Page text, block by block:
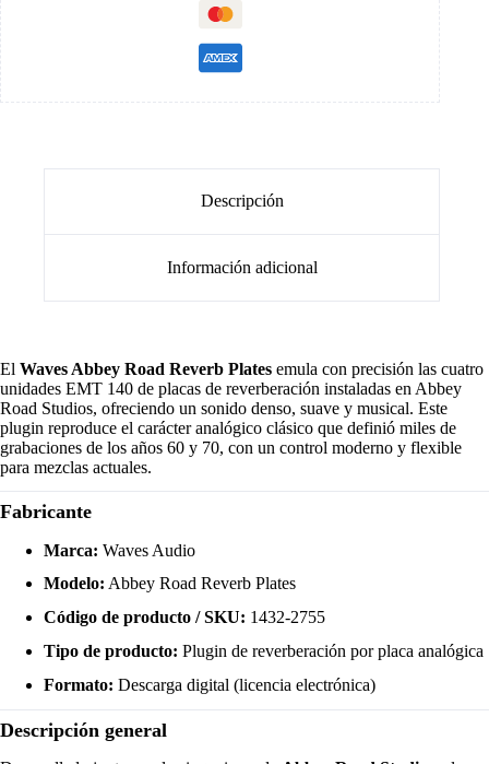
Descripción
Información adicional
El Waves Abbey Road Reverb Plates emula con precisión las cuatro
unidades EMT 140 de placas de reverberación instaladas en Abbey
Road Studios, ofreciendo un sonido denso, suave y musical. Este
plugin reproduce el carácter analógico clásico que definió miles de
grabaciones de los años 60 y 70, con un control moderno y flexible
para mezclas actuales.
Fabricante
Marca: Waves Audio
Modelo: Abbey Road Reverb Plates
Código de producto / SKU: 1432-2755
Tipo de producto: Plugin de reverberación por placa analógica
Formato: Descarga digital (licencia electrónica)
Descripción general